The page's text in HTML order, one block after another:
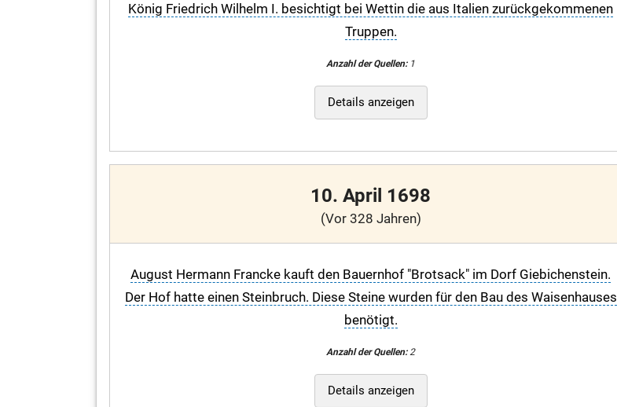
König Friedrich Wilhelm I. besichtigt bei Wettin die aus Italien zurückgekommenen
Truppen.
Anzahl der Quellen:1
Details anzeigen
10. April 1698
(Vor 328 Jahren)
August Hermann Francke kauft den Bauernhof "Brotsack" im Dorf Giebichenstein.
Der Hof hatte einen Steinbruch. Diese Steine wurden für den Bau des Waisenhauses
benötigt.
Anzahl der Quellen:2
Details anzeigen